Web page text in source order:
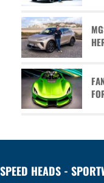
SPEED HEADS -